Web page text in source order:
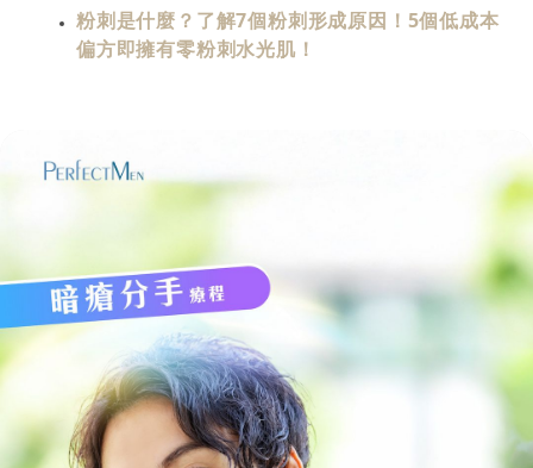
粉刺是什麼？了解7個粉刺形成原因！5個低成本
偏方即擁有零粉刺水光肌！